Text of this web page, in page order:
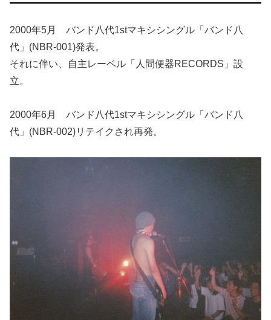
2000年5月 バンド八代1stマキシシングル「バンド八
代」(NBR-001)発表。
それに伴い、自主レーベル「人間便器RECORDS」設
立。
2000年6月 バンド八代1stマキシシングル「バンド八
代」(NBR-002)リテイクされ再発。